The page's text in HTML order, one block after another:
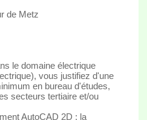
de Metz
le domaine électrique
vous justifiez d'une
en bureau d'études,
secteurs tertiaire et/ou
AutoCAD 2D ; la